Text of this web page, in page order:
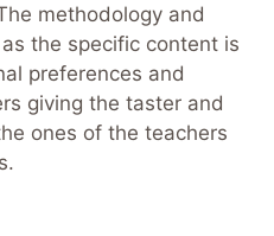
methodology and
the specific content is
preferences and
giving the taster and
ones of the teachers